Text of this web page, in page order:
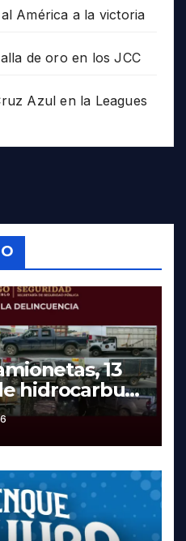
América a la victoria
de oro en los JCC
Azul en la Leagues
13
hidrocarburo
robados en